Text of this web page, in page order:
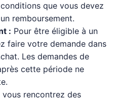
que vous devez
remboursement.
: Pour être éligible à un
faire votre demande dans
Les demandes de
cette période ne
vous rencontrez des